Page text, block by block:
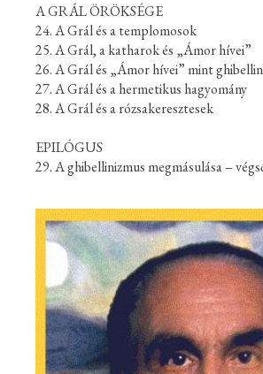
A GRÁL ÖRÖKSÉGE
24. A Grál és a templomosok
25. A Grál, a katharok és „Ámor hívei”
26. A Grál és „Ámor hívei” mint
27. A Grál és a hermetikus hagyomány
28. A Grál és a rózsakeresztesek
EPILÓGUS
29. A ghibellinizmus megmásulása –